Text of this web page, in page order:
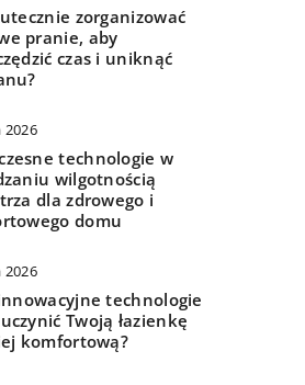
zorganizować
pranie, aby
czas i uniknąć
2026
technologie w
wilgotnością
dla zdrowego i
domu
2026
technologie
Twoją łazienkę
komfortową?